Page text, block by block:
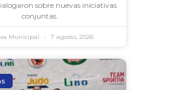
sobre nuevas iniciativas
conjuntas.
Municipal 7 agosto, 2026